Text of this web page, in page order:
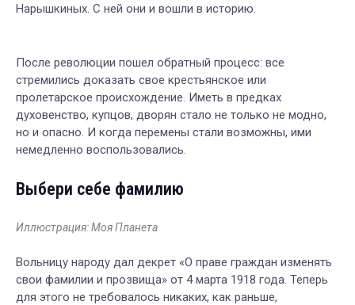
Нарышкиных. С ней они и вошли в историю.
После революции пошел обратный процесс: все
стремились доказать свое крестьянское или
пролетарское происхождение. Иметь в предках
духовенство, купцов, дворян стало не только не модно,
но и опасно. И когда перемены стали возможны, ими
немедленно воспользовались.
Выбери себе фамилию
Иллюстрация: Моя Планета
Вольницу народу дал декрет «О праве граждан изменять
свои фамилии и прозвища» от 4 марта 1918 года. Теперь
для этого не требовалось никаких, как раньше,